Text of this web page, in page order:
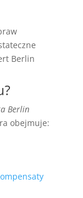
Berlin
Berlin
obejmuje: